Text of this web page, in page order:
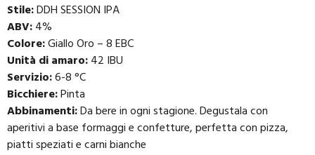
Stile:DDH SESSION IPA
ABV:4%
Colore:Giallo Oro – 8 EBC
Unità di amaro:42 IBU
Servizio:6-8 °C
Bicchiere:Pinta
Abbinamenti:Da bere in ogni stagione. Degustala con
aperitivi a base formaggi e confetture, perfetta con pizza,
piatti speziati e carni bianche